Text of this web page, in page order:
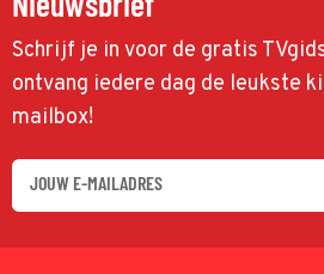
Schrijf je in voor de gratis
ontvang iedere dag de leukste
mailbox!